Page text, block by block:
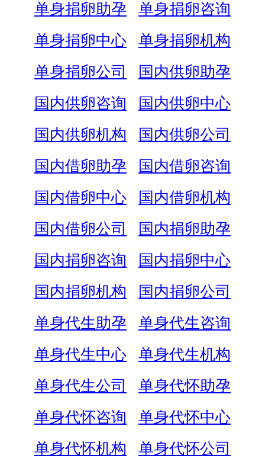
单身捐卵助孕
单身捐卵咨询
单身捐卵中心
单身捐卵机构
单身捐卵公司
国内供卵助孕
国内供卵咨询
国内供卵中心
国内供卵机构
国内供卵公司
国内借卵助孕
国内借卵咨询
国内借卵中心
国内借卵机构
国内借卵公司
国内捐卵助孕
国内捐卵咨询
国内捐卵中心
国内捐卵机构
国内捐卵公司
单身代生助孕
单身代生咨询
单身代生中心
单身代生机构
单身代生公司
单身代怀助孕
单身代怀咨询
单身代怀中心
单身代怀机构
单身代怀公司